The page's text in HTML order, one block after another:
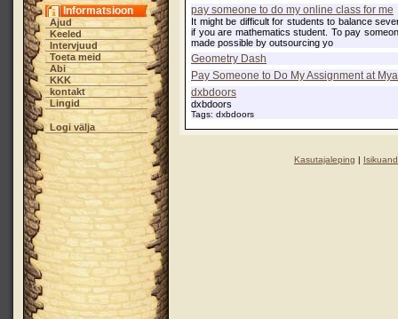
Informatsioon
Ajud
Keeled
Intervjuud
Toeta meid
Abi
KKK
kontakt
Lingid
Logi välja
pay someone to do my online class for me
It might be difficult for students to balance
if you are mathematics student. To pay
made possible by outsourcing yo
Geometry Dash
Pay Someone to Do My Assignment at
dxbdoors
dxbdoors
Tags: dxbdoors
Kasutajaleping |